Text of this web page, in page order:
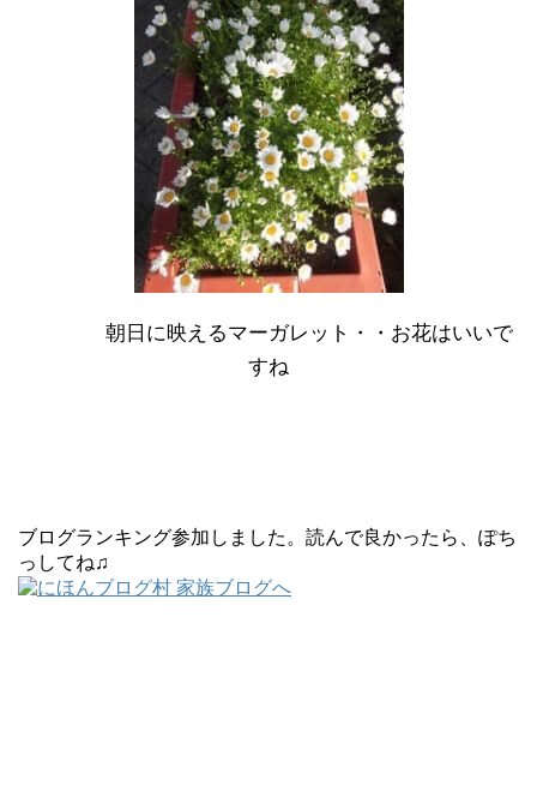
朝日に映えるマーガレット・・お花はいいで
すね
ブログランキング参加しました。読んで良かったら、ぽち
っしてね♫